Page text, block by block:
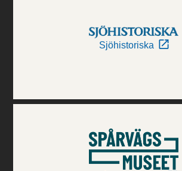
Sjöhistoriska